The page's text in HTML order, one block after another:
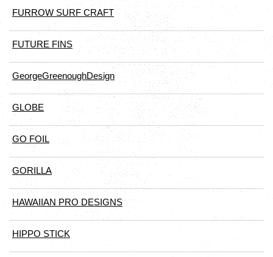
FURROW SURF CRAFT
FUTURE FINS
GeorgeGreenoughDesign
GLOBE
GO FOIL
GORILLA
HAWAIIAN PRO DESIGNS
HIPPO STICK